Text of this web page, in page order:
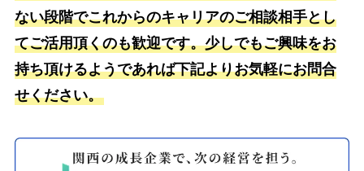
ない段階でこれからのキャリアのご相談相手とし
てご活用頂くのも歓迎です。少しでもご興味をお
持ち頂けるようであれば下記よりお気軽にお問合
せください。